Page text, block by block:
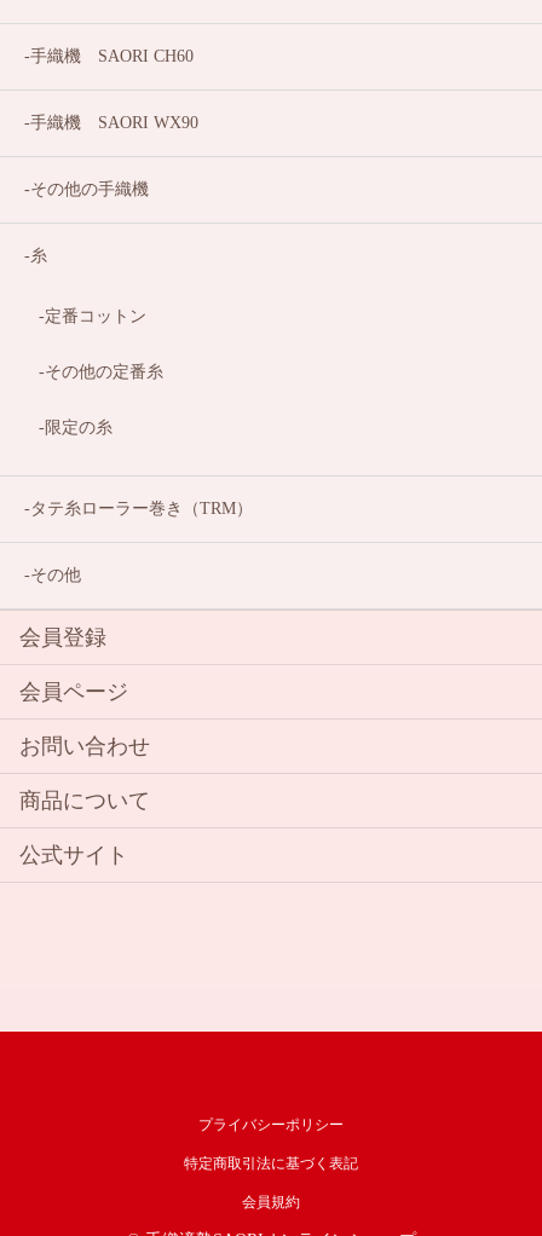
手織機 SAORI CH60
手織機 SAORI WX90
その他の手織機
糸
定番コットン
その他の定番糸
限定の糸
タテ糸ローラー巻き（TRM）
その他
会員登録
会員ページ
お問い合わせ
商品について
公式サイト
プライバシーポリシー
特定商取引法に基づく表記
会員規約